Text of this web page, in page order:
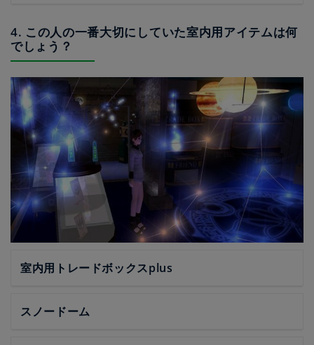
4. この人の一番大切にしていた室内用アイテムは何
でしょう？
室内用トレードボックスplus
スノードーム